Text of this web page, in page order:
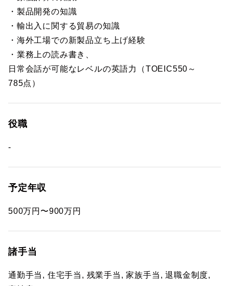
・製品開発の知識
・輸出入に関する貿易の知識
・海外工場での新製品立ち上げ経験
・業務上の読み書き、
日常会話が可能なレベルの英語力（TOEIC550～
785点）
役職
-
予定年収
500万円〜900万円
諸手当
通勤手当, 住宅手当, 残業手当, 家族手当, 退職金制度,